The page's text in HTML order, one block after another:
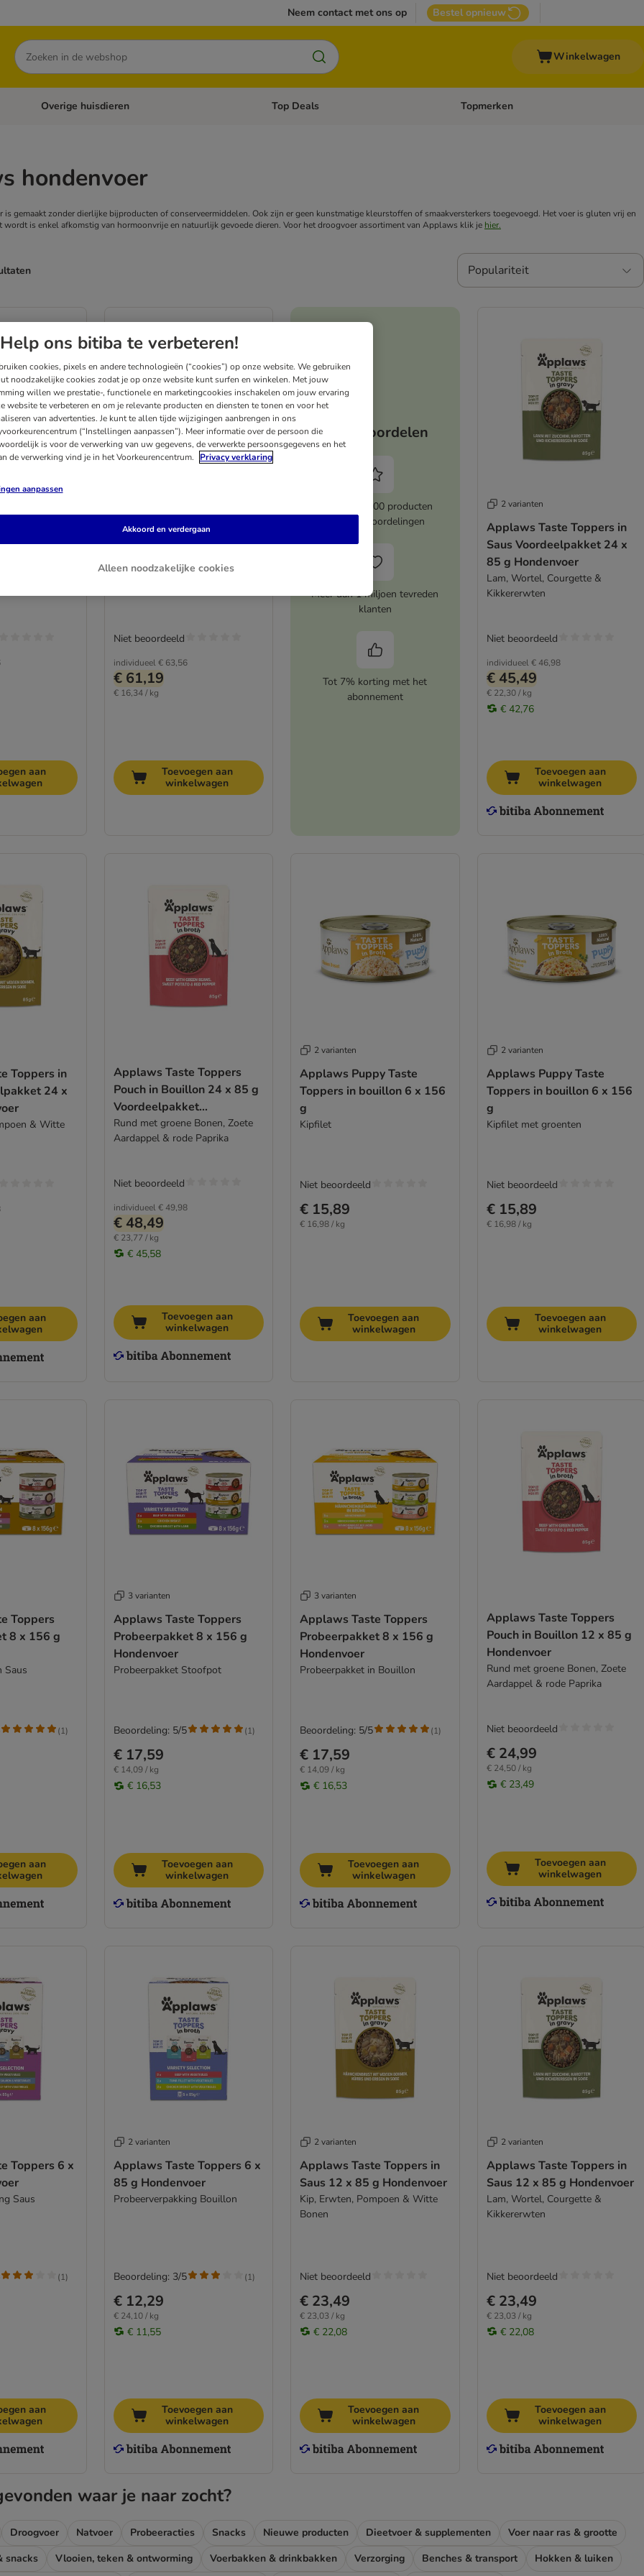
Neem contact met ons op Bestel opnieuw
Zoeken
Winkelwagen
Open categoriemenu: Katten
Overige huisdieren Open categoriemenu: Overige huisdieren
Top Deals Open categoriemenu: Top Deals
Topmerken
hondenvoer
gemaakt zonder dierlijke bijproducten of conserveermiddelen. Ook zijn er geen kunstmatige kleurstoffen of smaakversterkers toegevoegd. Het voer is gluten vrij en
wordt is enkel afkomstig van hormoonvrije en natuurlijk gevoede dieren. Voor het droogvoer assortiment van Applaws klik je hier.
Populariteit
Taste
24 x
aan
Voordeelverpakking
Applaws Puppy Taste
Toppers in bouillon 24 x
Kipfilet met groenten
individueel € 63,56
€ 61,19
€ 16,34 / kg
Niet beoordeeld
Toevoegen aan
winkelwagen
Jouw voordelen
Meer dan 8000 producten
met topbeoordelingen
Meer dan 1 miljoen tevreden
klanten
Tot 7% korting met het
abonnement
2 varianten
Applaws Taste Toppers in
Saus Voordeelpakket 24 x
85 g Hondenvoer
Lam, Wortel, Courgette &
Kikkererwten
individueel € 46,98
€ 45,49
€ 22,30 / kg
€ 42,76
Niet beoordeeld
Toevoegen aan
winkelwagen
Toppers in
24 x
& Witte
aan
Applaws Taste Toppers
Pouch in Bouillon 24 x 85 g
Voordeelpakket
Hondenvoer
Rund met groene Bonen, Zoete
Aardappel & rode Paprika
individueel € 49,98
€ 48,49
€ 23,77 / kg
€ 45,58
Niet beoordeeld
Toevoegen aan
winkelwagen
2 varianten
Applaws Puppy Taste
Toppers in bouillon 6 x 156
g
Kipfilet
€ 15,89
€ 16,98 / kg
Niet beoordeeld
Toevoegen aan
winkelwagen
2 varianten
Applaws Puppy Taste
Toppers in bouillon 6 x 156
g
Kipfilet met groenten
€ 15,89
€ 16,98 / kg
Niet beoordeeld
Toevoegen aan
winkelwagen
Toppers
8 x 156 g
Saus
(1)
aan
3 varianten
Applaws Taste Toppers
Probeerpakket 8 x 156 g
Hondenvoer
Probeerpakket Stoofpot
€ 17,59
€ 14,09 / kg
€ 16,53
Beoordeling: 5/5 (1)
Toevoegen aan
winkelwagen
3 varianten
Applaws Taste Toppers
Probeerpakket 8 x 156 g
Hondenvoer
Probeerpakket in Bouillon
€ 17,59
€ 14,09 / kg
€ 16,53
Beoordeling: 5/5 (1)
Toevoegen aan
winkelwagen
Applaws Taste Toppers
Pouch in Bouillon 12 x 85 g
Hondenvoer
Rund met groene Bonen, Zoete
Aardappel & rode Paprika
€ 24,99
€ 24,50 / kg
€ 23,49
Niet beoordeeld
Toevoegen aan
winkelwagen
Toppers 6 x
Saus
(1)
aan
2 varianten
Applaws Taste Toppers 6 x
85 g Hondenvoer
Probeerverpakking Bouillon
€ 12,29
€ 24,10 / kg
€ 11,55
Beoordeling: 3/5 (1)
Toevoegen aan
winkelwagen
2 varianten
Applaws Taste Toppers in
Saus 12 x 85 g Hondenvoer
Kip, Erwten, Pompoen & Witte
Bonen
€ 23,49
€ 23,03 / kg
€ 22,08
Niet beoordeeld
Toevoegen aan
winkelwagen
2 varianten
Applaws Taste Toppers in
Saus 12 x 85 g Hondenvoer
Lam, Wortel, Courgette &
Kikkererwten
€ 23,49
€ 23,03 / kg
€ 22,08
Niet beoordeeld
Toevoegen aan
winkelwagen
waar je naar zocht?
Droogvoer Natvoer Probeeracties Snacks Nieuwe producten Dieetvoer & supplementen
Voer naar ras & grootte
snacks
Vlooien, teken & ontworming Voerbakken & drinkbakken Verzorging Benches & transport Hokken & luiken
Help ons bitiba te verbeteren!
cookies, pixels en andere technologieën (“cookies”) op onze website. We gebruiken
noodzakelijke cookies zodat je op onze website kunt surfen en winkelen. Met jouw
willen we prestatie-, functionele en marketingcookies inschakelen om jouw ervaring
website te verbeteren en om je relevante producten en diensten te tonen en voor het
van advertenties. Je kunt te allen tijde wijzigingen aanbrengen in ons
(“Instellingen aanpassen”). Meer informatie over de persoon die
is voor de verwerking van uw gegevens, de verwerkte persoonsgegevens en het
de verwerking vind je in het Voorkeurencentrum.
Privacy verklaring
aanpassen
Alleen noodzakelijke cookies
Akkoord en verdergaan